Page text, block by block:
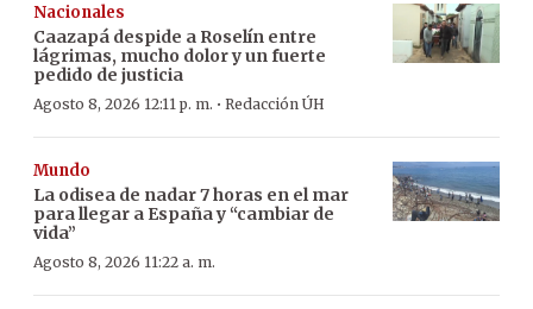
Nacionales
Caazapá despide a Roselín entre
lágrimas, mucho dolor y un fuerte
pedido de justicia
Agosto 8, 2026 12:11 p. m. · Redacción ÚH
Mundo
La odisea de nadar 7 horas en el mar
para llegar a España y “cambiar de
vida”
Agosto 8, 2026 11:22 a. m.